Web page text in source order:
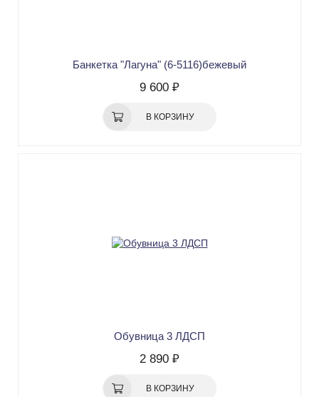
Банкетка "Лагуна" (6-5116)бежевый
9 600 ₽
В КОРЗИНУ
Обувница 3 ЛДСП
2 890 ₽
В КОРЗИНУ